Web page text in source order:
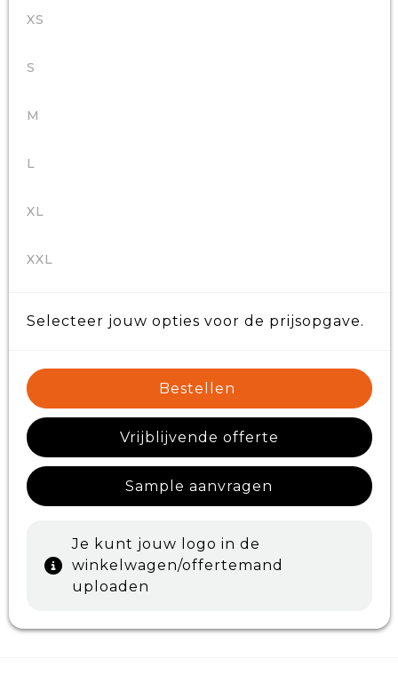
XS
S
M
L
XL
XXL
Selecteer jouw opties voor de prijsopgave.
Bestellen
Vrijblijvende offerte
Sample aanvragen
Je kunt jouw logo in de
winkelwagen/offertemand
uploaden